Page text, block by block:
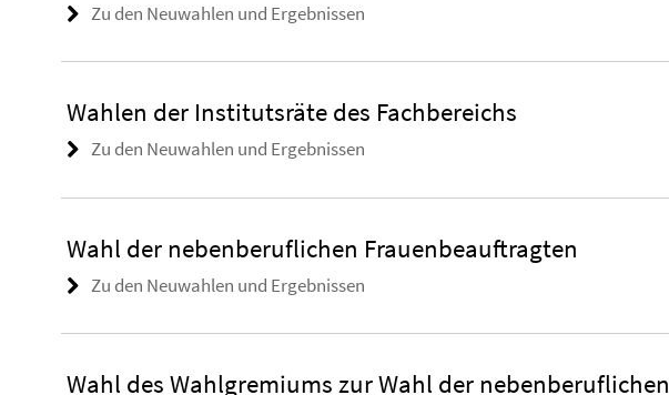
Zu den Neuwahlen und Ergebnissen
Wahlen der Institutsräte des Fachbereichs
Zu den Neuwahlen und Ergebnissen
Wahl der nebenberuflichen Frauenbeauftragten
Zu den Neuwahlen und Ergebnissen
Wahl des Wahlgremiums zur Wahl der nebenberuflichen